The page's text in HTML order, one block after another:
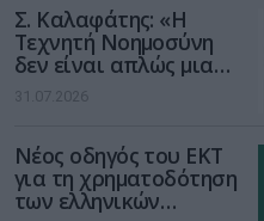
Σ. Καλαφάτης: «Η
Τεχνητή Νοημοσύνη
δεν είναι απλώς μια
νέα τεχνολογία, είναι
μια νέα βιομηχανική
31.07.2026
Νέος οδηγός του ΕΚΤ
για τη χρηματοδότηση
των ελληνικών